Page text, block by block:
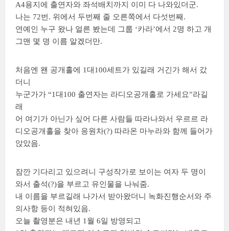
A4용지에 출연자와 좌석배치까지 이미 다 나와있더군.
나는 72번. 위에서 두번째 줄 오른쪽에서 다섯번째.
연예인 누구 왔나 얼른 봤는데 그룹 ‘카라’에서 2명 하고 개
그맨 몇 명 이름 알겠더만.
처음엔 왠 공개홀에 1대100세트가 있길래 거긴가 해서 갔
더니
누군가가 “1대100 출연자는 라디오공개홀로 가세요”라길
래
어 여기가 아닌가 싶어 다른 사람들 따라나와서 우르르 라
디오공개홀을 찾아 응원차(?) 따라온 마누라와 함께 들어가
앉았음.
잠깐 기다리고 있으려니 구성작가로 보이는 여자 두 명이
와서 출석(?)을 부르고 유인물을 나눠줌.
내 이름을 부르길래 나가서 받아왔더니 녹화진행순서와 주
의사항 등이 적혀있음.
오늘 촬영분은 내년 1월 6일 방영되고